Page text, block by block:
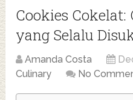
Cookies
yang Selalu
Amanda Costa
Culinary
No